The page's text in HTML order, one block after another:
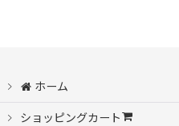
ジャケット
ホーム
ショッピングカート